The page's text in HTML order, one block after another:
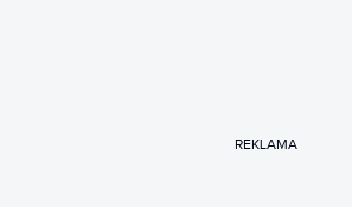
REKLAMA